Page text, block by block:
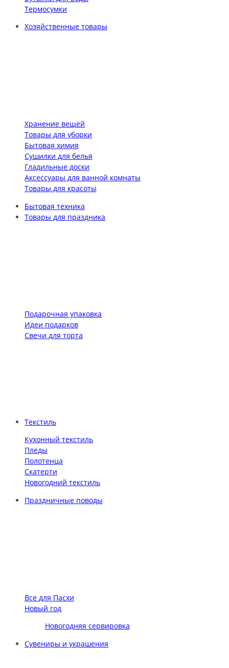
Термосумки
Хозяйственные товары
Хранение вещей
Товары для уборки
Бытовая химия
Сушилки для белья
Гладильные доски
Аксессуары для ванной комнаты
Товары для красоты
Бытовая техника
Товары для праздника
Подарочная упаковка
Идеи подарков
Свечи для торта
Текстиль
Кухонный текстиль
Пледы
Полотенца
Скатерти
Новогодний текстиль
Праздничные поводы
Все для Пасхи
Новый год
Новогодняя сервировка
Сувениры и украшения